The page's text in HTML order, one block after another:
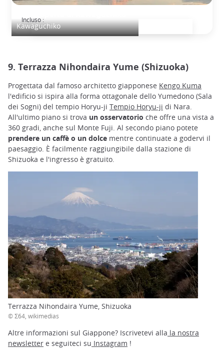
Kawaguchiko
Incluso :
9. Terrazza Nihondaira Yume (Shizuoka)
Progettata dal famoso architetto giapponese Kengo Kuma
l'edificio si ispira alla forma ottagonale dello Yumedono (Sala
dei Sogni) del tempio Horyu-ji Tempio Horyu-ji di Nara.
All'ultimo piano si trova un osservatorio che offre una vista a
360 gradi, anche sul Monte Fuji. Al secondo piano potete
prendere un caffè o un dolce mentre continuate a godervi il
paesaggio. È facilmente raggiungibile dalla stazione di
Shizuoka e l'ingresso è gratuito.
Terrazza Nihondaira Yume, Shizuoka
© Σ64, wikimedias
Altre informazioni sul Giappone? Iscrivetevi alla la nostra
newsletter e seguiteci su Instagram !